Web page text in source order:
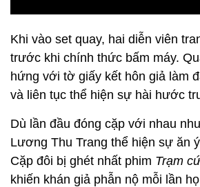
Khi vào set quay, hai diễn viên
trước khi chính thức bấm máy.
hứng với tờ giấy kết hôn giả làm
và liên tục thể hiện sự hài hước
Dù lần đầu đóng cặp với nhau
Lương Thu Trang thể hiện sự ăn
Cặp đôi bị ghét nhất phim Trạm
khiến khán giả phẫn nộ mỗi lần